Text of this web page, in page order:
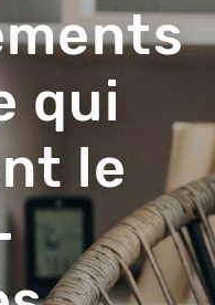
qui
le